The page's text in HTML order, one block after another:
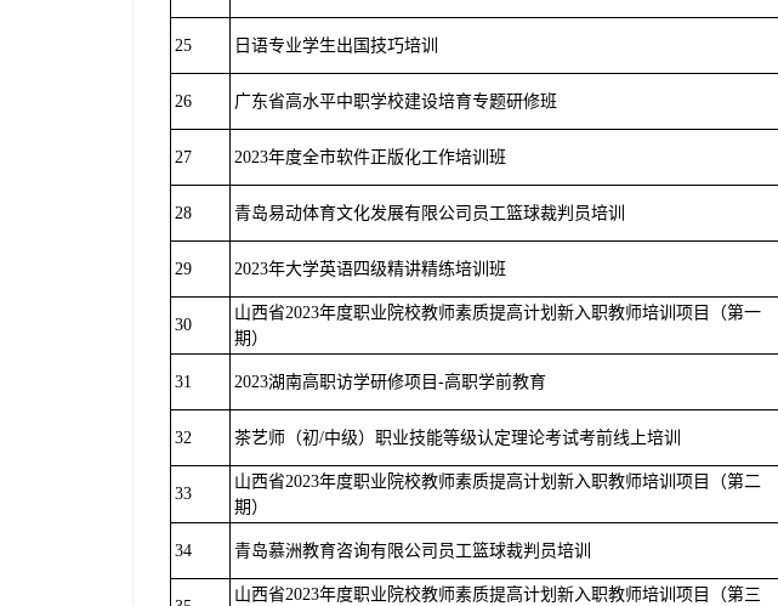
25 日语专业学生出国技巧培训
26 广东省高水平中职学校建设培育专题研修班
27 2023年度全市软件正版化工作培训班
28 青岛易动体育文化发展有限公司员工篮球裁判员培训
29 2023年大学英语四级精讲精练培训班
30
山西省2023年度职业院校教师素质提高计划新入职教师培训项目（第一
期）
31 2023湖南高职访学研修项目-高职学前教育
32 茶艺师（初/中级）职业技能等级认定理论考试考前线上培训
33
山西省2023年度职业院校教师素质提高计划新入职教师培训项目（第二
期）
34 青岛慕洲教育咨询有限公司员工篮球裁判员培训
山西省2023年度职业院校教师素质提高计划新入职教师培训项目（第三